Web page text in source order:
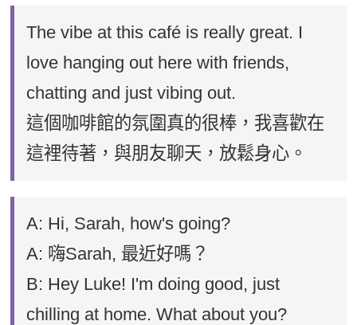
The vibe at this café is really great. I
love hanging out here with friends,
chatting and just vibing out.
這個咖啡館的氛圍真的很棒，我喜歡在
這裡待著，與朋友聊天，放鬆身心。
A: Hi, Sarah, how's going?
A: 嗨Sarah, 最近好嗎？
B: Hey Luke! I'm doing good, just
chilling at home. What about you?